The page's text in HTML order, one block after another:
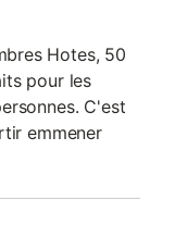
Hotes, 50
pour les
C'est
emmener